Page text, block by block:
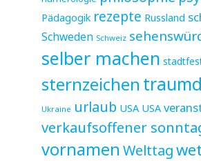
Pädagogik rezepte Russland
Schweden Schweiz
selber machen
sternzeichen
Ukraine urlaub USA USA
verkaufsoffener
vornamen Welttag